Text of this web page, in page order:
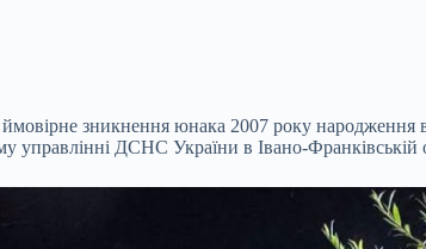
зникнення юнака 2007 року народження
управлінні ДСНС України в Івано-Франківській